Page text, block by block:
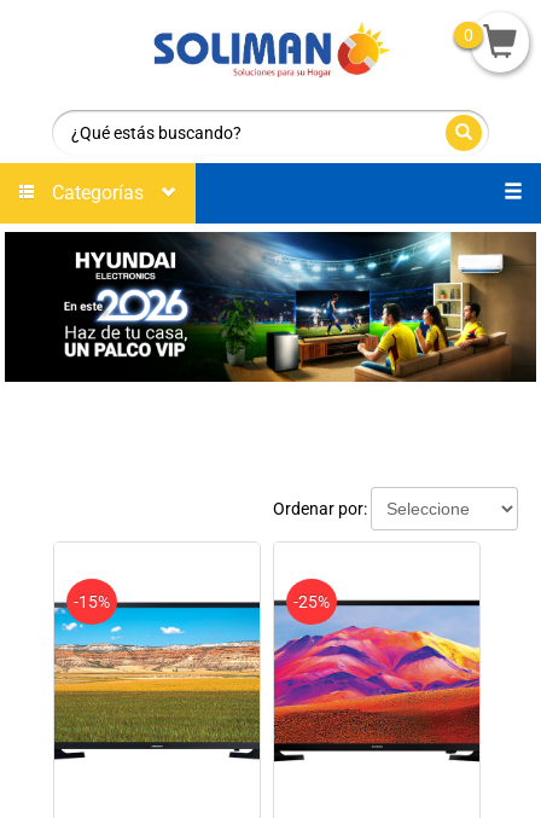
Categorías
0
Ordenar por:
-15% -25%